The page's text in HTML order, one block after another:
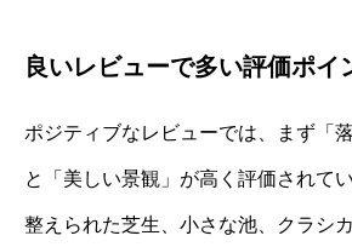
良いレビューで多い評価ポイ
ポジティブなレビューでは、まず「
と「美しい景観」が高く評価されてい
整えられた芝生、小さな池、クラシ